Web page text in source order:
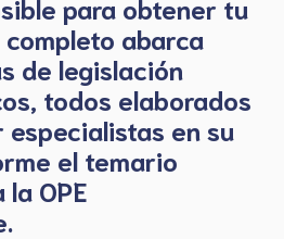
para obtener tu
abarca
de legislación
todos elaborados
en su
el temario
OPE